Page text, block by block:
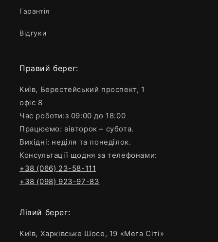
Гарантія
Відгуки
Правий берег:
Київ, Берестейський проспект, 1
офіс 8
Час роботи:з 09:00 до 18:00
Працюємо: вівторок – субота.
Вихідні: неділя та понеділок.
Консультації щодня за телефонами:
+38 (066) 23-58-111
+38 (098) 923-97-83
Лівий берег:
Київ, Харківське Шосе, 19 «Мега Сіті»